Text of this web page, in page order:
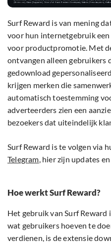
Surf Reward is van mening
voor hun internetgebruik
voor productpromotie. Met
ontvangen alleen gebruikers
gedownload
krijgen merken die
automatisch toestemming
adverteerders zien een
bezoekers dat uiteindelijk
Surf Reward is te volgen via
Telegram, hier zijn updates
Hoe werkt Surf Reward?
Het gebruik van Surf
wat gebruikers hoeven te
verdienen, is de extensie